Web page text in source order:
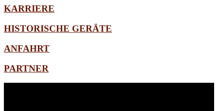
KARRIERE
HISTORISCHE GERÄTE
ANFAHRT
PARTNER